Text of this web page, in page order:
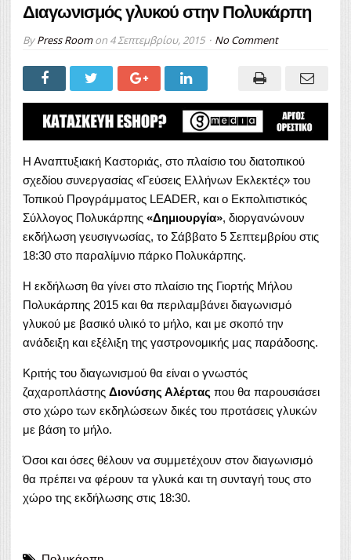
Διαγωνισμός γλυκού στην Πολυκάρπη
ByPress Roomon 4 Σεπτεμβρίου, 2015 No Comment
Η Αναπτυξιακή Καστοριάς, στο πλαίσιο του διατοπικού
σχεδίου συνεργασίας «Γεύσεις Ελλήνων Εκλεκτές» του
Τοπικού Προγράμματος LEADER, και ο Εκπολιτιστικός
Σύλλογος Πολυκάρπης «Δημιουργία», διοργανώνουν
εκδήλωση γευσιγνωσίας, το Σάββατο 5 Σεπτεμβρίου στις
18:30 στο παραλίμνιο πάρκο Πολυκάρπης.
Η εκδήλωση θα γίνει στο πλαίσιο της Γιορτής Μήλου
Πολυκάρπης 2015 και θα περιλαμβάνει διαγωνισμό
γλυκού με βασικό υλικό το μήλο, και με σκοπό την
ανάδειξη και εξέλιξη της γαστρονομικής μας παράδοσης.
Κριτής του διαγωνισμού θα είναι ο γνωστός
ζαχαροπλάστης Διονύσης Αλέρτας που θα παρουσιάσει
στο χώρο των εκδηλώσεων δικές του προτάσεις γλυκών
με βάση το μήλο.
Όσοι και όσες θέλουν να συμμετέχουν στον διαγωνισμό
θα πρέπει να φέρουν τα γλυκά και τη συνταγή τους στο
χώρο της εκδήλωσης στις 18:30.